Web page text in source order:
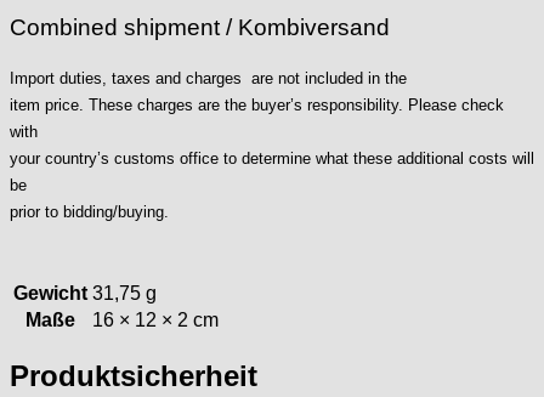
MSR
ORC
Osco
Peseux
RL „Ronda"
Tissot
Unitas
Combined shipment / Kombiversand
Import duties, taxes and charges are not included in the
item price. These charges are the buyer’s responsibility. Please check
with
your country’s customs office to determine what these additional costs will
be
prior to bidding/buying.
Gewicht 31,75 g
Maße
16 × 12 × 2 cm
Produktsicherheit